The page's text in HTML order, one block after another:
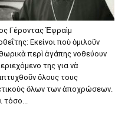
Γέροντας Ἐφραὶμ
Εκείνοι ποὺ ὁμιλοῦν
περὶ ἀγάπης νοθεύουν
της για νὰ
ὅλους τους
ὅλων των ἀποχρώσεων.
τόσο...